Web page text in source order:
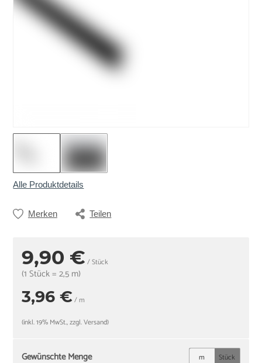
Alle Produktdetails
Merken Teilen
9,90 € / Stück
(1 Stück = 2,5 m)
3,96 €/ m
(inkl. 19% MwSt., zzgl. Versand)
Gewünschte Menge m Stück